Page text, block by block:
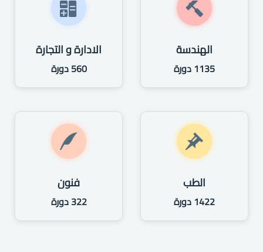
الهندسة
1135 دورة
الادارة و التجارة
560 دورة
الطب
1422 دورة
فنون
322 دورة